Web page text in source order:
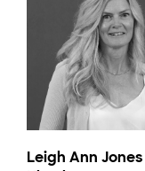
Leigh Ann Jones